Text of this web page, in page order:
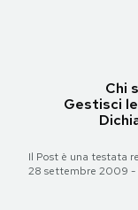
Chi
Gestisci
Il Post è una testata
28 settembre 2009 -